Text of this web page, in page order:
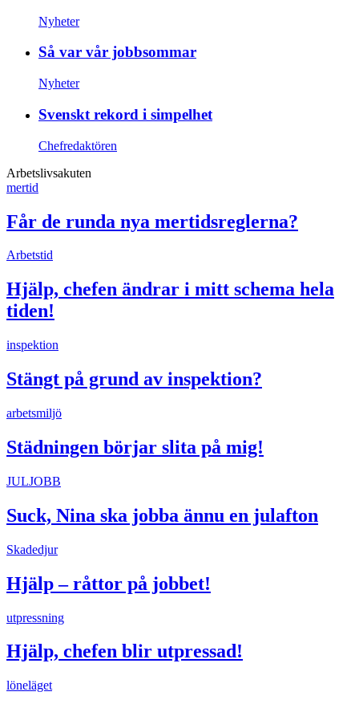
Nyheter
Så var vår jobbsommar
Nyheter
Svenskt rekord i simpelhet
Chefredaktören
Arbetslivsakuten
mertid
Får de runda nya mertidsreglerna?
Arbetstid
Hjälp, chefen ändrar i mitt schema hela
tiden!
inspektion
Stängt på grund av inspektion?
arbetsmiljö
Städningen börjar slita på mig!
JULJOBB
Suck, Nina ska jobba ännu en julafton
Skadedjur
Hjälp – råttor på jobbet!
utpressning
Hjälp, chefen blir utpressad!
löneläget